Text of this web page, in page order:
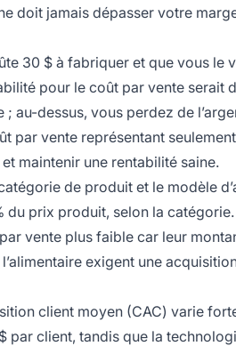
doit jamais dépasser votre
30 $ à fabriquer et que vous le
pour le coût par vente serait
dessus, vous perdez de
par vente représentant
maintenir une rentabilité saine.
de produit et le modèle
prix produit, selon la
vente plus faible car leur
exigent une
client moyen (CAC) varie
par client, tandis que la